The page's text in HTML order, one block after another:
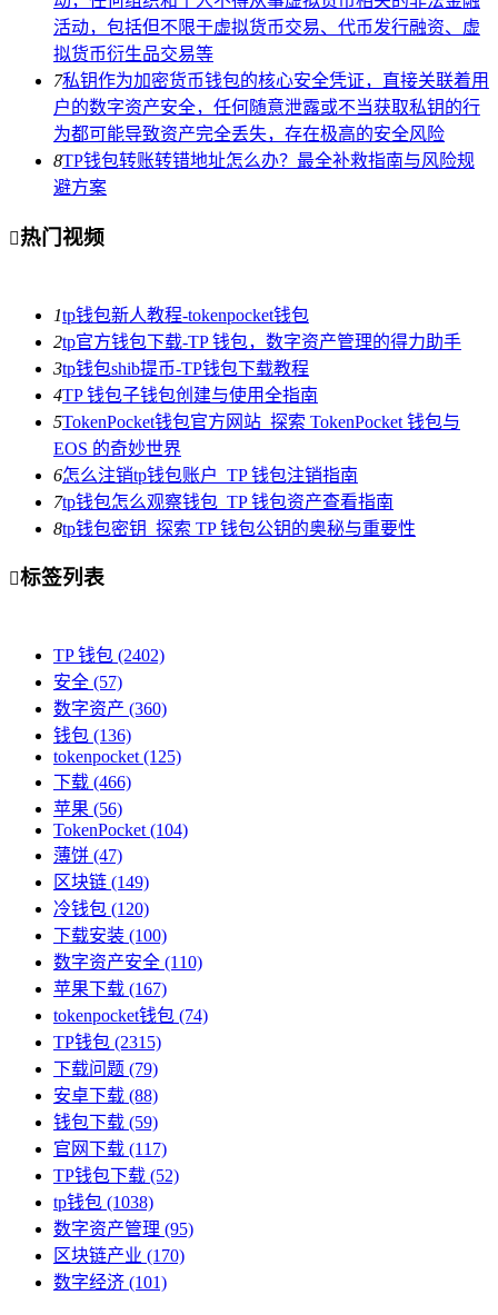
活动，包括但不限于虚拟货币交易、代币发行融资、虚
拟货币衍生品交易等
7私钥作为加密货币钱包的核心安全凭证，直接关联着用
户的数字资产安全，任何随意泄露或不当获取私钥的行
为都可能导致资产完全丢失，存在极高的安全风险
8TP钱包转账转错地址怎么办？最全补救指南与风险规
避方案
热门视频
1tp钱包新人教程-tokenpocket钱包
2tp官方钱包下载-TP 钱包，数字资产管理的得力助手
3tp钱包shib提币-TP钱包下载教程
4TP 钱包子钱包创建与使用全指南
5TokenPocket钱包官方网站_探索 TokenPocket 钱包与
EOS 的奇妙世界
6怎么注销tp钱包账户_TP 钱包注销指南
7tp钱包怎么观察钱包_TP 钱包资产查看指南
8tp钱包密钥_探索 TP 钱包公钥的奥秘与重要性
标签列表
TP 钱包 (2402)
安全 (57)
数字资产 (360)
钱包 (136)
tokenpocket (125)
下载 (466)
苹果 (56)
TokenPocket (104)
薄饼 (47)
区块链 (149)
冷钱包 (120)
下载安装 (100)
数字资产安全 (110)
苹果下载 (167)
tokenpocket钱包 (74)
TP钱包 (2315)
下载问题 (79)
安卓下载 (88)
钱包下载 (59)
官网下载 (117)
TP钱包下载 (52)
tp钱包 (1038)
数字资产管理 (95)
区块链产业 (170)
数字经济 (101)